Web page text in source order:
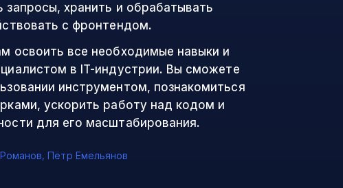
хранить и обрабатывать
с фронтендом.
освоить все необходимые навыки и
в IT-индустрии. Вы сможете
инструментом, познакомиться
ускорить работу над кодом и
для его масштабирования.
,Пётр Емельянов